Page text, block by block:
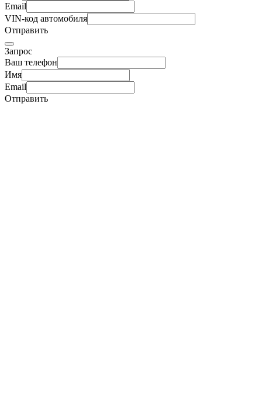
Email
VIN-код автомобиля
Отправить
Запрос
Ваш телефон
Имя
Email
Отправить